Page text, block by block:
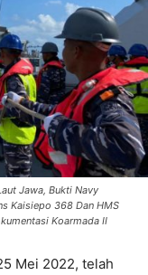
Jawa, Bukti Navy
Kaisiepo 368 Dan HMS
Koarmada II
Mei 2022, telah